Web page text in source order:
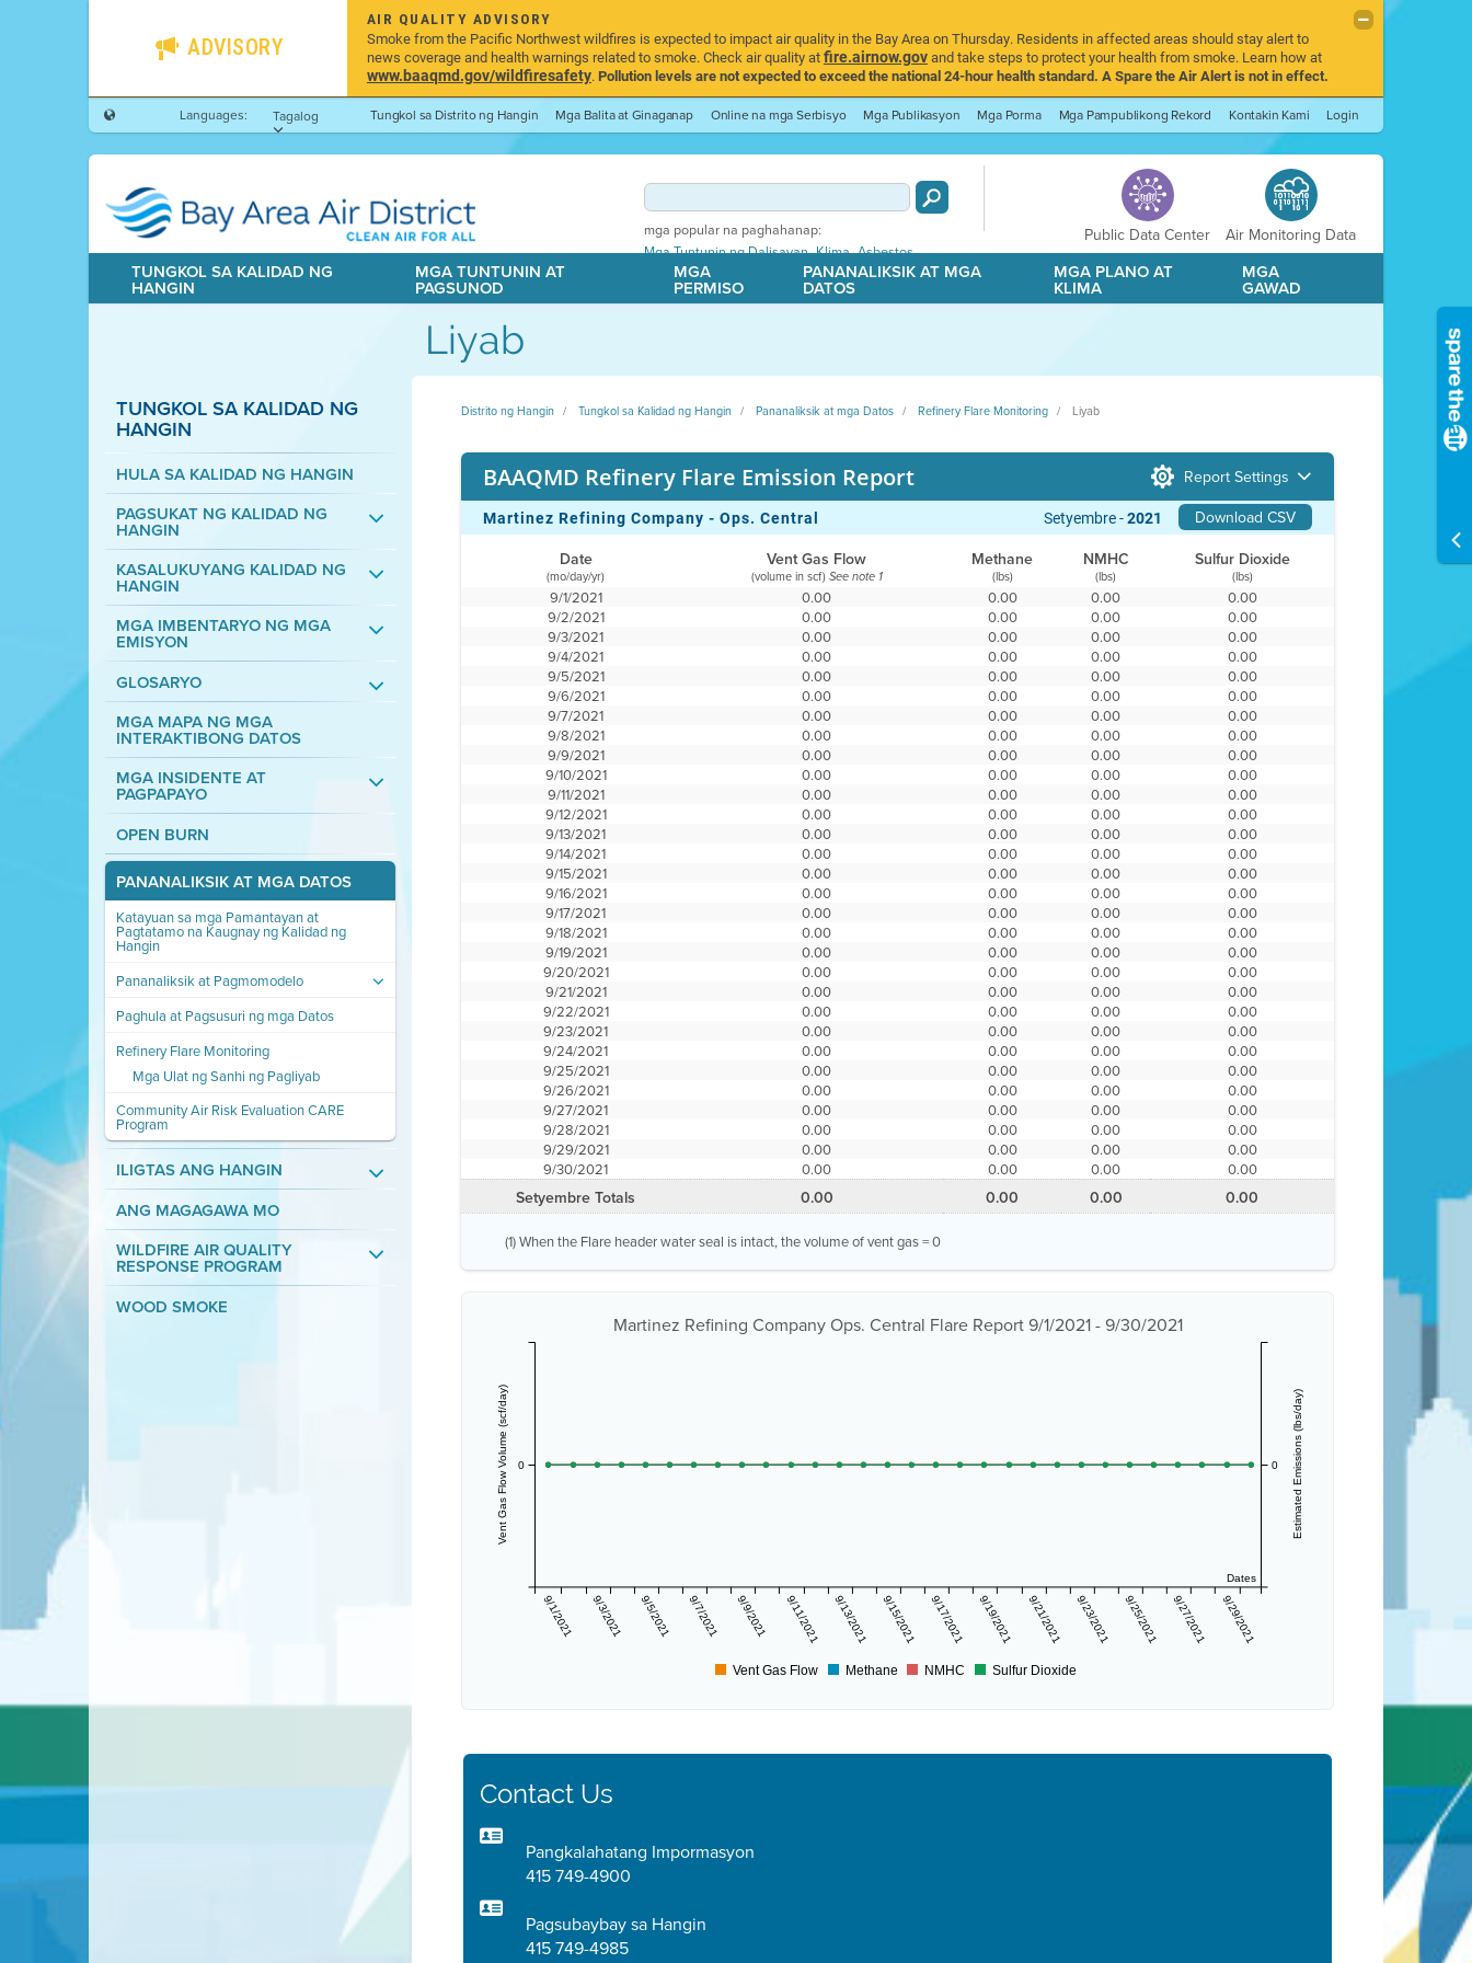
ADVISORY
AIR QUALITY ADVISORY
Smoke from the Pacific Northwest wildfires is expected to impact air quality in the Bay Area on Thursday. Residents in affected areas should stay alert to
news coverage and health warnings related to smoke. Check air quality atfire.airnow.govand take steps to protect your health from smoke. Learn how at
www.baaqmd.gov/wildfiresafety.Pollution levels are not expected to exceed the national 24-hour health standard. A Spare the Air Alert is not in effect.
Languages: Tagalog Tungkol sa Distrito ng Hangin Mga Balita at Ginaganap Online na mga Serbisyo Mga Publikasyon Mga Porma Mga Pampublikong Rekord Kontakin Kami Login
mga popular na paghahanap:
Mga Tuntunin ng Dalisayan,Klima,Asbestos
Public Data Center Air Monitoring Data
TUNGKOL SA KALIDAD NG
HANGIN
MGA TUNTUNIN AT
PAGSUNOD
MGA
PERMISO
PANANALIKSIK AT MGA
DATOS
MGA PLANO AT
KLIMA
MGA
GAWAD
Liyab
TUNGKOL SA KALIDAD NG
HANGIN
HULA SA KALIDAD NG HANGIN
PAGSUKAT NG KALIDAD NG
HANGIN
KASALUKUYANG KALIDAD NG
HANGIN
MGA IMBENTARYO NG MGA
EMISYON
GLOSARYO
MGA MAPA NG MGA
INTERAKTIBONG DATOS
MGA INSIDENTE AT
PAGPAPAYO
OPEN BURN
PANANALIKSIK AT MGA DATOS
Katayuan sa mga Pamantayan at
Pagtatamo na Kaugnay ng Kalidad ng
Hangin
Pananaliksik at Pagmomodelo
Paghula at Pagsusuri ng mga Datos
Refinery Flare Monitoring
Mga Ulat ng Sanhi ng Pagliyab
Community Air Risk Evaluation CARE
Program
ILIGTAS ANG HANGIN
ANG MAGAGAWA MO
WILDFIRE AIR QUALITY
RESPONSE PROGRAM
WOOD SMOKE
Distrito ng Hangin Tungkol sa Kalidad ng Hangin Pananaliksik at mga Datos Refinery Flare Monitoring Liyab
BAAQMD Refinery Flare Emission Report Report Settings
Martinez Refining Company - Ops. Central Download CSV
Setyembre -2021
Date Vent Gas Flow Methane NMHC Sulfur Dioxide
(mo/day/yr) (volume in scf) See note 1 (lbs) (lbs) (lbs)
9/1/2021 0.00 0.00 0.00
0.00
9/2/2021
0.00 0.00 0.00
0.00
9/3/2021
0.00 0.00 0.00
0.00
9/4/2021
0.00 0.00 0.00
0.00
9/5/2021
0.00 0.00 0.00
0.00
9/6/2021
0.00 0.00 0.00
0.00
9/7/2021
0.00 0.00 0.00
0.00
9/8/2021
0.00 0.00 0.00
0.00
9/9/2021
0.00 0.00 0.00
0.00
9/10/2021
0.00 0.00 0.00
0.00
9/11/2021
0.00 0.00 0.00
0.00
9/12/2021
0.00 0.00 0.00
0.00
9/13/2021
0.00 0.00 0.00
0.00
9/14/2021
0.00 0.00 0.00
0.00
9/15/2021
0.00 0.00 0.00
0.00
9/16/2021
0.00 0.00 0.00
0.00
9/17/2021
0.00 0.00 0.00
0.00
9/18/2021
0.00 0.00 0.00
0.00
9/19/2021
0.00 0.00 0.00
0.00
9/20/2021
0.00 0.00 0.00
0.00
9/21/2021
0.00 0.00 0.00
0.00
9/22/2021
0.00 0.00 0.00
0.00
9/23/2021
0.00 0.00 0.00
0.00
9/24/2021
0.00 0.00 0.00
0.00
9/25/2021
0.00 0.00 0.00
0.00
9/26/2021
0.00 0.00 0.00
0.00
9/27/2021
0.00 0.00 0.00
0.00
9/28/2021
0.00 0.00 0.00
0.00
9/29/2021
0.00 0.00 0.00
0.00
9/30/2021
0.00 0.00 0.00 0.00
Setyembre Totals 0.00 0.00 0.00 0.00
(1) When the Flare header water seal is intact, the volume of vent gas = 0
Martinez Refining Company Ops. Central Flare Report 9/1/2021 - 9/30/2021
Dates
9/1/2021 9/3/2021 9/5/2021 9/7/2021 9/9/2021 9/11/2021 9/13/2021 9/15/2021 9/17/2021 9/19/2021 9/21/2021 9/23/2021 9/25/2021 9/27/2021 9/29/2021
Vent Gas Flow Volume (scf/day) 0 Estimated Emissions (lbs/day)
0
Vent Gas Flow Methane NMHC Sulfur Dioxide
Contact Us
Pangkalahatang Impormasyon
415 749-4900
Pagsubaybay sa Hangin
415 749-4985